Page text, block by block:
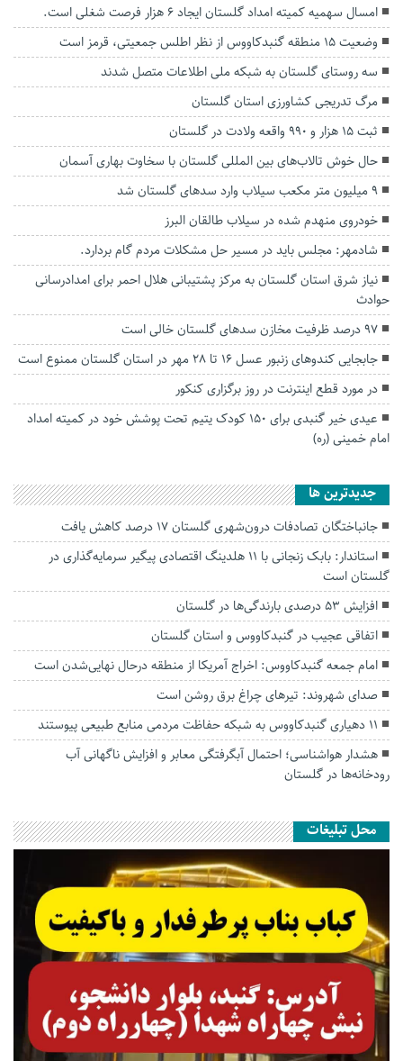
امسال سهمیه کمیته امداد گلستان ایجاد ۶ هزار فرصت شغلی است.
وضعیت ۱۵ منطقه گنبدکاووس از نظر اطلس جمعیتی، قرمز است
سه روستای گلستان به شبکه ملی اطلاعات متصل شدند
مرگ تدریجی کشاورزی استان گلستان
ثبت ۱۵ هزار و ۹۹۰ واقعه ولادت در گلستان
حال خوش تالاب‌های بین المللی گلستان با سخاوت بهاری آسمان
۹ میلیون متر مکعب سیلاب وارد سد‌های گلستان شد
خودروی منهدم شده در سیلاب طالقان البرز
شادمهر: مجلس باید در مسیر حل مشکلات مردم گام بردارد.
نیاز شرق استان گلستان به مرکز پشتیبانی هلال احمر برای امدادرسانی
حوادث
۹۷ درصد ظرفیت مخازن سدهای گلستان خالی است
جابجایی کندو‌های زنبور عسل ۱۶ تا ۲۸ مهر در استان گلستان ممنوع است
در مورد قطع اینترنت در روز برگزاری کنکور
عیدی خیر گنبدی برای ۱۵۰ کودک یتیم تحت پوشش خود در کمیته امداد
امام خمینی (ره)
جديدترين ها
جانباختگان تصادفات درون‌شهری گلستان ۱۷ درصد کاهش یافت
استاندار: بابک زنجانی با ۱۱ هلدینگ اقتصادی پیگیر سرمایه‌گذاری در
گلستان است
افزایش ۵۳ درصدی بارندگی‌ها در گلستان
اتفاقی عجیب در‌ گنبدکاووس و استان گلستان
امام جمعه گنبدکاووس: اخراج آمریکا از منطقه درحال نهایی‌شدن است
صدای شهروند: تیرهای چراغ برق روشن است
۱۱ دهیاری گنبدکاووس به شبکه حفاظت مردمی منابع طبیعی پیوستند
هشدار هواشناسی؛ احتمال آبگرفتگی معابر و افزایش ناگهانی آب
رودخانه‌ها در گلستان
محل تبلیغات